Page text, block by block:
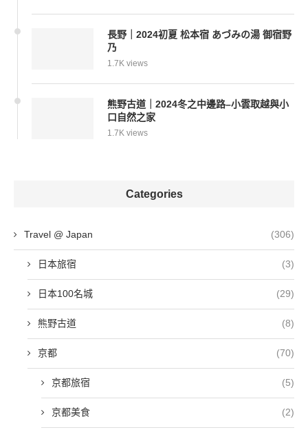
長野｜2024初夏 松本宿 あづみの湯 御宿野
乃
1.7K views
熊野古道｜2024冬之中邊路–小雲取越與小
口自然之家
1.7K views
Categories
Travel @ Japan (306)
日本旅宿 (3)
日本100名城 (29)
熊野古道 (8)
京都 (70)
京都旅宿 (5)
京都美食 (2)